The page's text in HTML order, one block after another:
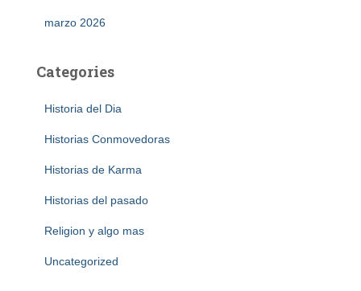
marzo 2026
Categories
Historia del Dia
Historias Conmovedoras
Historias de Karma
Historias del pasado
Religion y algo mas
Uncategorized